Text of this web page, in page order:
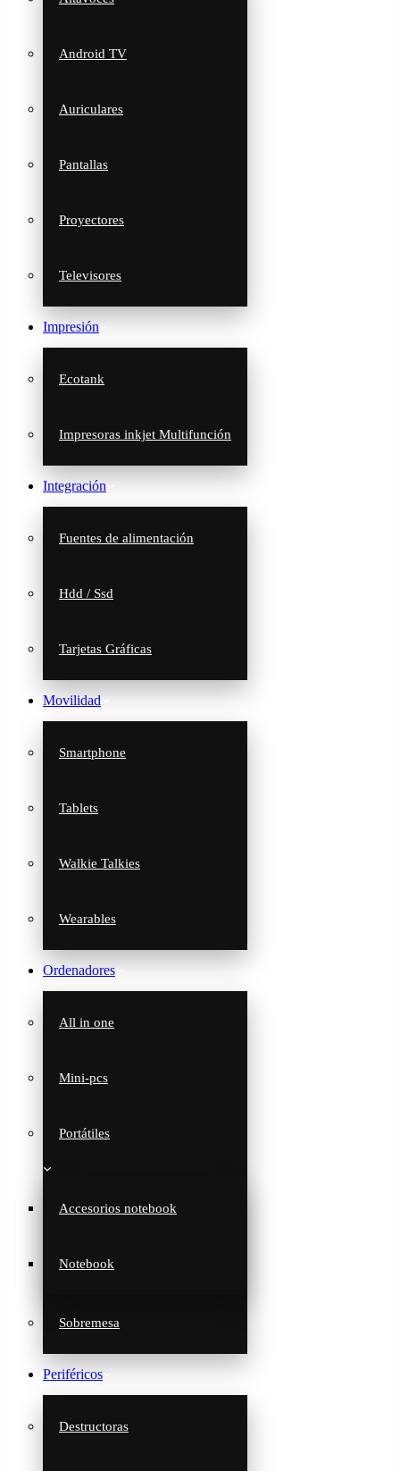
Android TV
Auriculares
Pantallas
Proyectores
Televisores
Impresión
Ecotank
Impresoras inkjet Multifunción
Integración
Fuentes de alimentación
Hdd / Ssd
Tarjetas Gráficas
Movilidad
Smartphone
Tablets
Walkie Talkies
Wearables
Ordenadores
All in one
Mini-pcs
Portátiles
Accesorios notebook
Notebook
Sobremesa
Periféricos
Destructoras